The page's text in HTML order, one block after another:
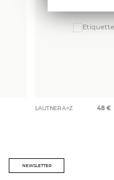
NEWSLETTER
LAUTNER A=Z 48 €